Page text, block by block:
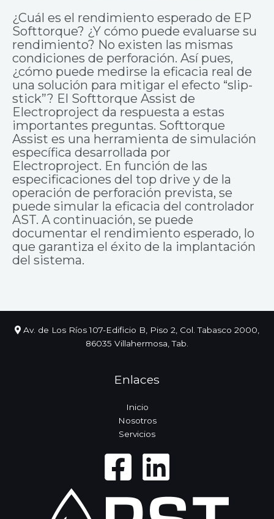
¿Cuál es el rendimiento esperado de EP
Softtorque? ¿Y cómo puede evaluarse su
rendimiento? No existen las mismas
condiciones de perforación. Así pues,
¿cómo puede medirse la eficacia real de
una solución para mitigar el efecto “slip-
stick”? El Softtorque Assist de
Electroproject da respuesta a estas
importantes preguntas. Softtorque
Assist es una herramienta de simulación
específica desarrollada por
Electroproject. En función de las
especificaciones del top drive y de la
operación de perforación prevista, se
puede simular la eficacia del controlador
AST. A continuación, se puede
documentar el rendimiento esperado, lo
que garantiza el éxito de la implantación
del sistema.
Av. de Los Ríos 107-Edificio B, Piso 2, Col. Tabasco 2000,
86035 Villahermosa, Tab.
Enlaces
Inicio
Nosotros
Servicios